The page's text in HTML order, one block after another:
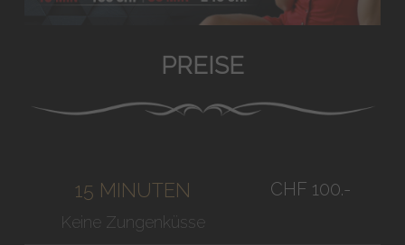
PREISE
15 MINUTEN
Keine Zungenküsse
CHF 100.-